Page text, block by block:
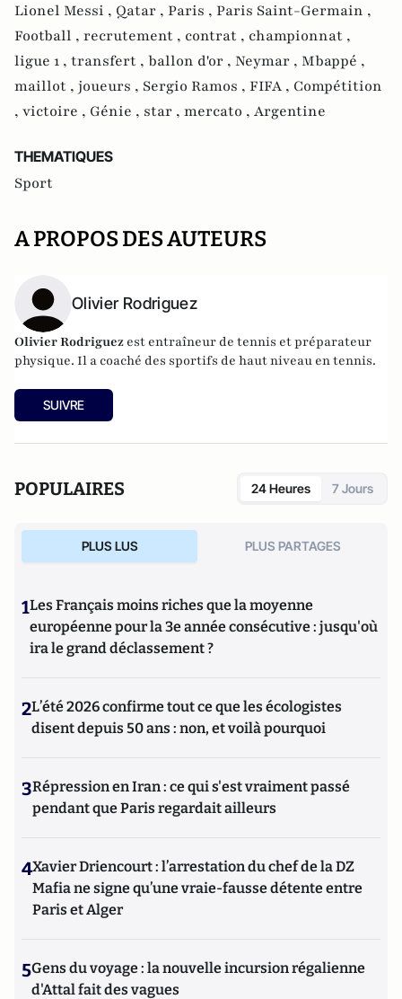
Lionel Messi , Qatar , Paris , Paris Saint-Germain ,
Football , recrutement , contrat , championnat ,
ligue 1 , transfert , ballon d'or , Neymar , Mbappé ,
maillot , joueurs , Sergio Ramos , FIFA , Compétition
, victoire , Génie , star , mercato , Argentine
THEMATIQUES
Sport
A PROPOS DES AUTEURS
Olivier Rodriguez
Olivier Rodriguez est entraîneur de tennis et préparateur
physique. Il a coaché des sportifs de haut niveau en tennis.
SUIVRE
POPULAIRES 24 Heures 7 Jours
PLUS LUS PLUS PARTAGES
1Les Français moins riches que la moyenne
européenne pour la 3e année consécutive : jusqu'où
ira le grand déclassement ?
2L’été 2026 confirme tout ce que les écologistes
disent depuis 50 ans : non, et voilà pourquoi
3Répression en Iran : ce qui s'est vraiment passé
pendant que Paris regardait ailleurs
4Xavier Driencourt : l’arrestation du chef de la DZ
Mafia ne signe qu’une vraie-fausse détente entre
Paris et Alger
5Gens du voyage : la nouvelle incursion régalienne
d'Attal fait des vagues